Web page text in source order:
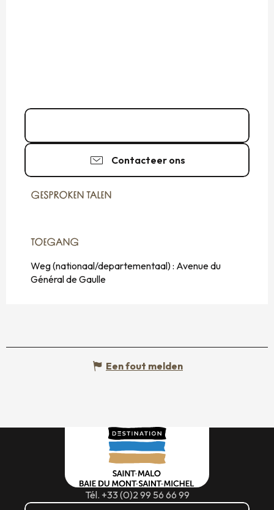
Contacteer ons
GESPROKEN TALEN
GESPROKEN TALEN
TOEGANG
TOEGANG
Weg (nationaal/departementaal) : Avenue du
Général de Gaulle
Een fout melden
Tél. +33 (0)2 99 56 66 99